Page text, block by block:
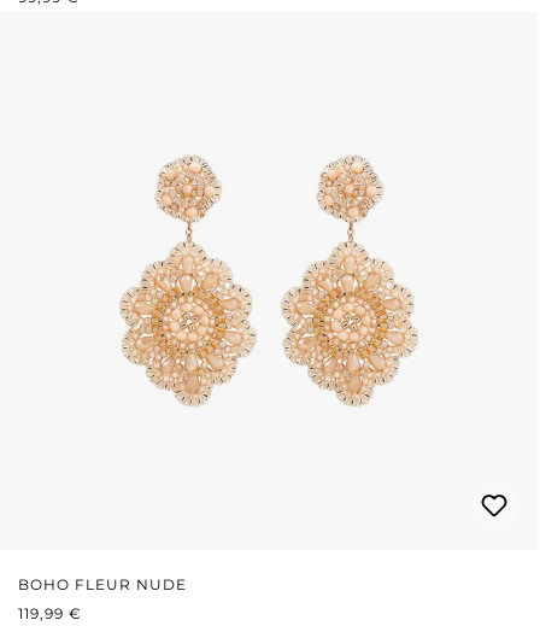
BOHO FLEUR NUDE
PRIX RÉGULIER :
119,99 €